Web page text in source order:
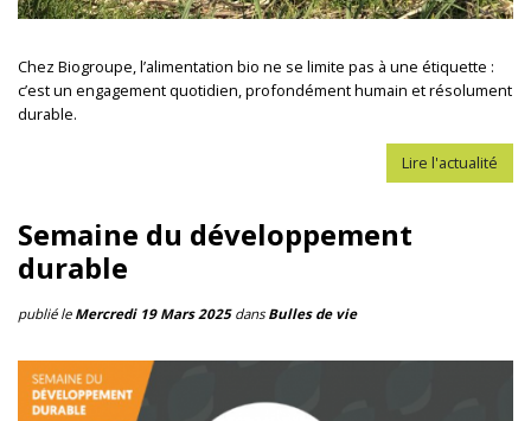
Chez Biogroupe, l’alimentation bio ne se limite pas à une étiquette :
c’est un engagement quotidien, profondément humain et résolument
durable.
Lire l'actualité
Semaine du développement
durable
publié le Mercredi 19 Mars 2025 dans Bulles de vie